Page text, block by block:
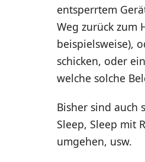
entsperrtem
Weg zurück zum
beispielsweise),
schicken, oder
welche solche
Bisher sind auch
Sleep, Sleep mit
umgehen, usw.